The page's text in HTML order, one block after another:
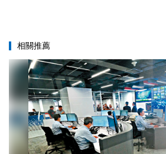
相關推薦